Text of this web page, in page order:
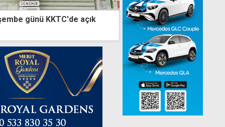
günü KKTC'de açık